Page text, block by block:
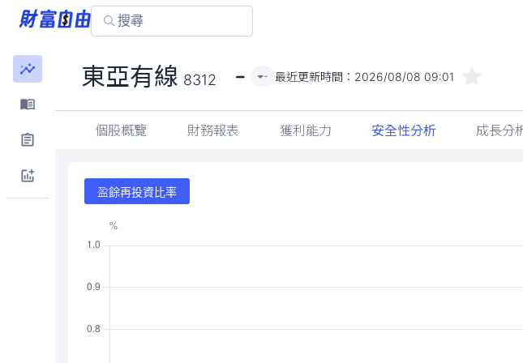
東亞有線 8312 - - 最近更新時間： 2026/08/08 09:01
個股概覽 財務報表 獲利能力 安全性分析 成長分
盈餘再投資比率